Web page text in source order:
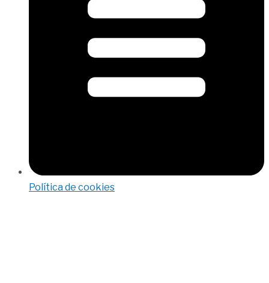
Política de cookies